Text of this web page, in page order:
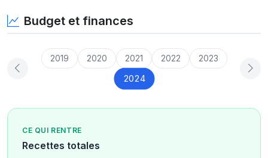
Budget et finances
2019 2020 2021 2022 2023
2024
CE QUI RENTRE
Recettes totales